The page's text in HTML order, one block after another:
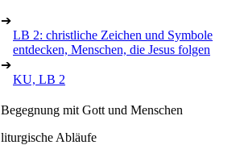
➔
LB 2: christliche Zeichen und Symbole
entdecken, Menschen, die Jesus folgen
➔
KU, LB 2
Begegnung mit Gott und Menschen
liturgische Abläufe